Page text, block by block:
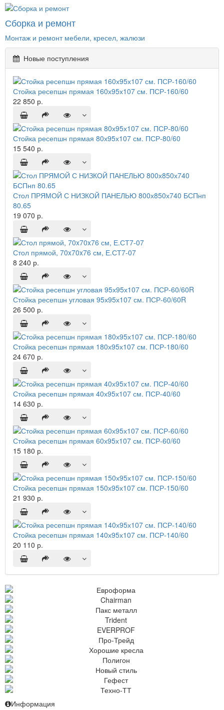
Сборка и ремонт
Монтаж и ремонт мебели, кресел, жалюзи
Новые поступления
Стойка ресепшн прямая 160х95х107 см. ПСР-160/60
22 850 р.
Стойка ресепшн прямая 80х95х107 см. ПСР-80/60
15 540 р.
Стол ПРЯМОЙ С НИЗКОЙ ПАНЕЛЬЮ 800х850х740 БСПнп
80.65
19 070 р.
Стол прямой, 70x70x76 см, Е.СТ7-07
8 240 р.
Стойка ресепшн угловая 95х95х107 см. ПСР-60/60R
26 500 р.
Стойка ресепшн прямая 180х95х107 см. ПСР-180/60
24 670 р.
Стойка ресепшн прямая 40х95х107 см. ПСР-40/60
14 630 р.
Стойка ресепшн прямая 60х95х107 см. ПСР-60/60
15 180 р.
Стойка ресепшн прямая 150х95х107 см. ПСР-150/60
21 930 р.
Стойка ресепшн прямая 140х95х107 см. ПСР-140/60
20 110 р.
Информация